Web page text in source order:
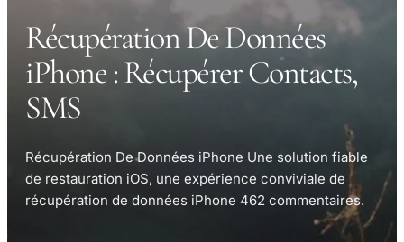
Récupération De Données
iPhone : Récupérer Contacts,
SMS
Récupération De Données iPhone Une solution fiable
de restauration iOS, une expérience conviviale de
récupération de données iPhone 462 commentaires.